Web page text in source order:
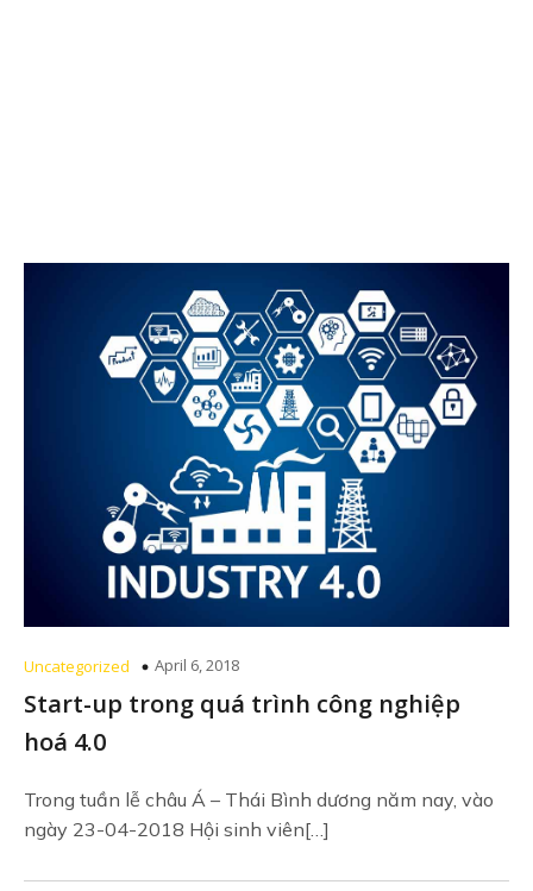
Uncategorized April 6, 2018
Start-up trong quá trình công nghiệp
hoá 4.0
Trong tuần lễ châu Á – Thái Bình dương năm nay, vào
ngày 23-04-2018 Hội sinh viên[…]